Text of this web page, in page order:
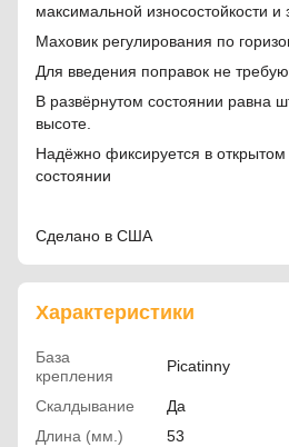
максимальной износостойкости и
Маховик регулирования по
Для введения поправок не
В развёрнутом состоянии равна
высоте.
Надёжно фиксируется в
состоянии
Сделано в США
Характеристики
База
крепления
Picatinny
Скалдывание
Да
Длина (мм.)
53